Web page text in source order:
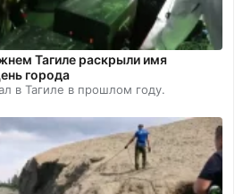
Тагиле раскрыли имя
города
в Тагиле в прошлом году.